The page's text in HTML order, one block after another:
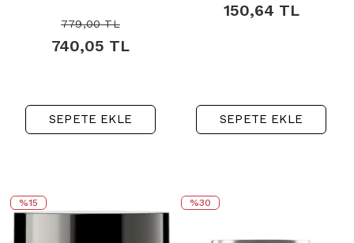
779,00TL
740,05 TL
SEPETE EKLE
150,64 TL
SEPETE EKLE
%15 %30